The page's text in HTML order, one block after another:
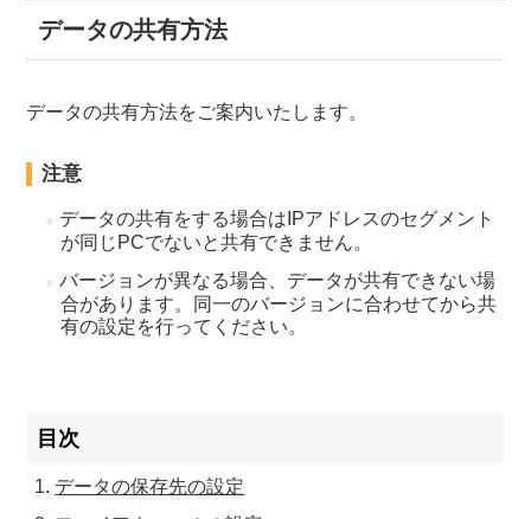
データの共有方法
データの共有方法をご案内いたします。
注意
データの共有をする場合はIPアドレスのセグメント
が同じPCでないと共有できません。
バージョンが異なる場合、データが共有できない場
合があります。同一のバージョンに合わせてから共
有の設定を行ってください。
目次
データの保存先の設定